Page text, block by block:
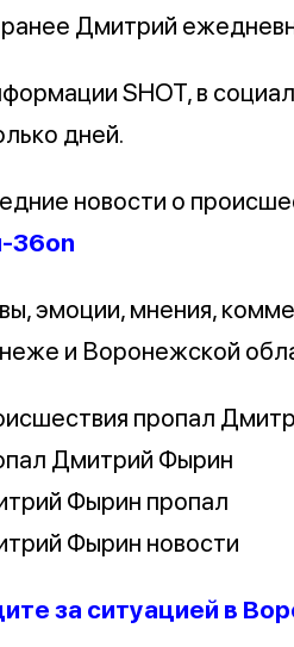
Дмитрий
SHOT, в
дней.
новости о
36on
эмоции, мнения,
и Воронежской
пропал
Дмитрий Фырин
Фырин пропал
Фырин новости
за ситуацией в